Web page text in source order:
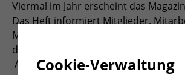
Viermal im Jahr erscheint das
Das Heft informiert Mitglieder,
Multiplikator*innen und bietet
des Kreisverbandes und seiner
AWO-Treffs.
Cookie-Verwaltung